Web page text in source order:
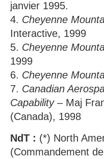
janvier 1995.
4. Cheyenne
Interactive, 1999
5. Cheyenne
1999
6. Cheyenne
7. Canadian
Capability– Maj
(Canada), 1998
NdT : (*) North
(Commandement